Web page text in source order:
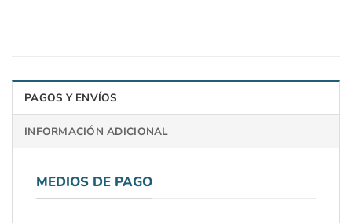
PAGOS Y ENVÍOS
INFORMACIÓN ADICIONAL
MEDIOS DE PAGO